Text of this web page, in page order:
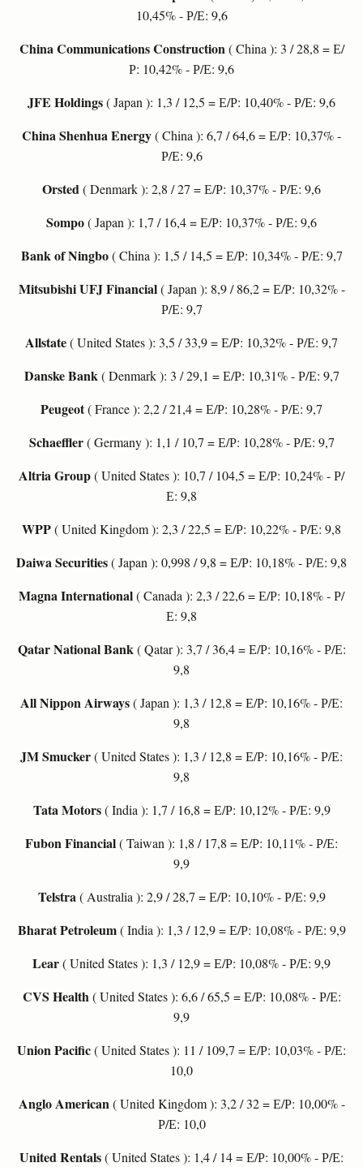
10,45% - Р/Е: 9,6
China Communications Construction( China ): 3 / 28,8 = Е/
Р: 10,42% - Р/Е: 9,6
JFE Holdings( Japan ): 1,3 / 12,5 = Е/Р: 10,40% - Р/Е: 9,6
China Shenhua Energy( China ): 6,7 / 64,6 = Е/Р: 10,37% -
Р/Е: 9,6
Orsted( Denmark ): 2,8 / 27 = Е/Р: 10,37% - Р/Е: 9,6
Sompo( Japan ): 1,7 / 16,4 = Е/Р: 10,37% - Р/Е: 9,6
Bank of Ningbo( China ): 1,5 / 14,5 = Е/Р: 10,34% - Р/Е: 9,7
Mitsubishi UFJ Financial( Japan ): 8,9 / 86,2 = Е/Р: 10,32% -
Р/Е: 9,7
Allstate( United States ): 3,5 / 33,9 = Е/Р: 10,32% - Р/Е: 9,7
Danske Bank ( Denmark ): 3 / 29,1 = Е/Р: 10,31% - Р/Е: 9,7
Peugeot( France ): 2,2 / 21,4 = Е/Р: 10,28% - Р/Е: 9,7
Schaeffler( Germany ): 1,1 / 10,7 = Е/Р: 10,28% - Р/Е: 9,7
Altria Group( United States ): 10,7 / 104,5 = Е/Р: 10,24% - Р/
Е: 9,8
WPP( United Kingdom ): 2,3 / 22,5 = Е/Р: 10,22% - Р/Е: 9,8
Daiwa Securities( Japan ): 0,998 / 9,8 = Е/Р: 10,18% - Р/Е: 9,8
Magna International( Canada ): 2,3 / 22,6 = Е/Р: 10,18% - Р/
Е: 9,8
Qatar National Bank ( Qatar ): 3,7 / 36,4 = Е/Р: 10,16% - Р/Е:
9,8
All Nippon Airways( Japan ): 1,3 / 12,8 = Е/Р: 10,16% - Р/Е:
9,8
JM Smucker( United States ): 1,3 / 12,8 = Е/Р: 10,16% - Р/Е:
9,8
Tata Motors( India ): 1,7 / 16,8 = Е/Р: 10,12% - Р/Е: 9,9
Fubon Financial( Taiwan ): 1,8 / 17,8 = Е/Р: 10,11% - Р/Е:
9,9
Telstra ( Australia ): 2,9 / 28,7 = Е/Р: 10,10% - Р/Е: 9,9
Bharat Petroleum( India ): 1,3 / 12,9 = Е/Р: 10,08% - Р/Е: 9,9
Lear( United States ): 1,3 / 12,9 = Е/Р: 10,08% - Р/Е: 9,9
CVS Health ( United States ): 6,6 / 65,5 = Е/Р: 10,08% - Р/Е:
9,9
Union Pacific( United States ): 11 / 109,7 = Е/Р: 10,03% - Р/Е:
10,0
Anglo American ( United Kingdom ): 3,2 / 32 = Е/Р: 10,00% -
Р/Е: 10,0
United Rentals( United States ): 1,4 / 14 = Е/Р: 10,00% - Р/Е: